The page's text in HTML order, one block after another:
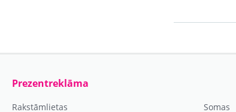
Prezentreklāma
Rakstāmlietas Somas